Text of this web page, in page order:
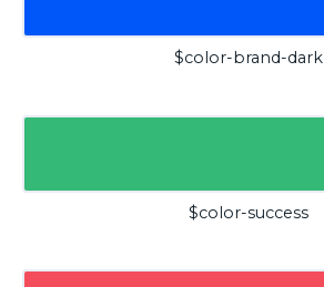
$color-brand-dark
$color-success